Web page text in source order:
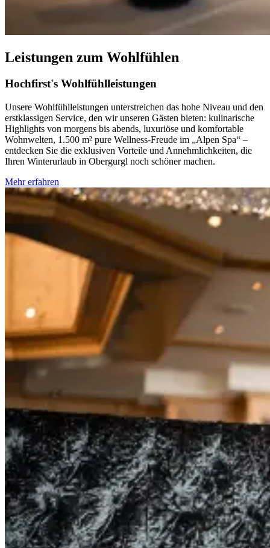
Leistungen zum Wohlfühlen
Hochfirst's Wohlfühlleistungen
Unsere Wohlfühlleistungen unterstreichen das hohe Niveau und den
erstklassigen Service, den wir unseren Gästen bieten: kulinarische
Highlights von morgens bis abends, luxuriöse und komfortable
Wohnwelten, 1.500 m² pure Wellness-Freude im „Alpen Spa“ –
entdecken Sie die exklusiven Vorteile und Annehmlichkeiten, die
Ihren Winterurlaub in Obergurgl noch schöner machen.
Mehr erfahren